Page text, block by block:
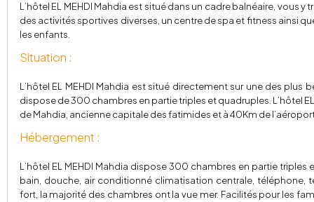
L’hôtel EL MEHDI Mahdia est situé dans un cadre balnéaire, vous y
des activités sportives diverses, un centre de spa et fitness ainsi
les enfants.
Situation :
L’hôtel EL MEHDI Mahdia est situé directement sur une des plus
dispose de 300 chambres en partie triples et quadruples. L’hôtel
de Mahdia, ancienne capitale des fatimides et à 40Km de
Hébergement :
L’hôtel EL MEHDI Mahdia dispose 300 chambres en partie
bain, douche, air conditionné climatisation centrale, téléphone,
fort, la majorité des chambres ont la vue mer. Facilités pour les